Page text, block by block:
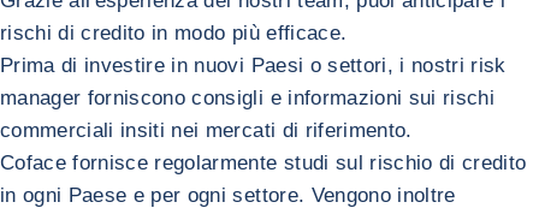
rischi di credito in modo più efficace.
Prima di investire in nuovi Paesi o settori, i nostri risk
manager forniscono consigli e informazioni sui rischi
commerciali insiti nei mercati di riferimento.
Coface fornisce regolarmente studi sul rischio di credito
in ogni Paese e per ogni settore. Vengono inoltre